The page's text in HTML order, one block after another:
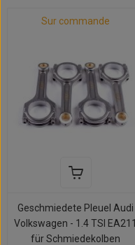
Sur commande
Geschmiedete Pleuel Audi
Volkswagen - 1.4 TSI EA211
für Schmiedekolben